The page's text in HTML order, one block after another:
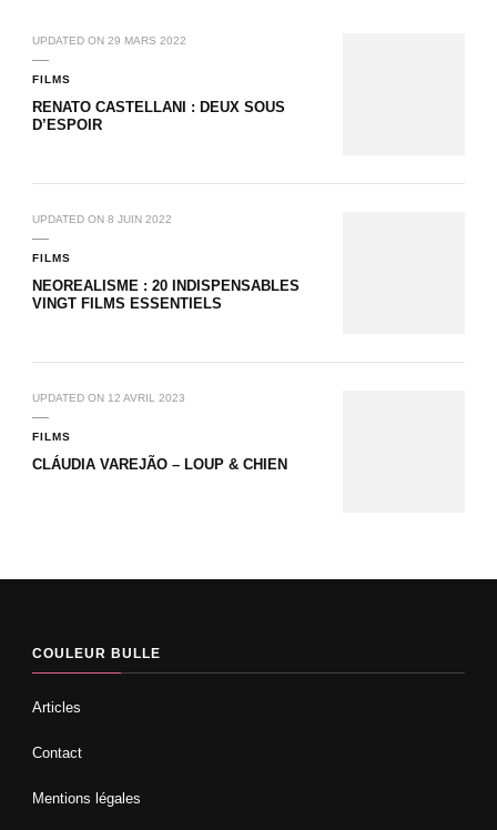
UPDATED ON 29 MARS 2022
FILMS
RENATO CASTELLANI : DEUX SOUS
D’ESPOIR
UPDATED ON 8 JUIN 2022
FILMS
NEOREALISME : 20 INDISPENSABLES
VINGT FILMS ESSENTIELS
UPDATED ON 12 AVRIL 2023
FILMS
CLÁUDIA VAREJÃO – LOUP & CHIEN
COULEUR BULLE
Articles
Contact
Mentions légales